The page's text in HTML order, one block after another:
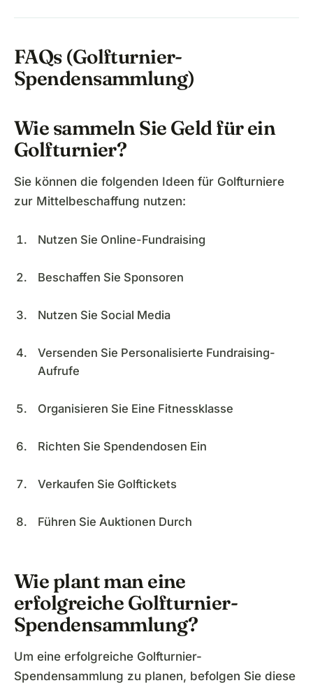
FAQs (Golfturnier-
Spendensammlung)
Wie sammeln Sie Geld für ein
Golfturnier?
Sie können die folgenden Ideen für Golfturniere
zur Mittelbeschaffung nutzen:
Nutzen Sie Online-Fundraising
Beschaffen Sie Sponsoren
Nutzen Sie Social Media
Versenden Sie Personalisierte Fundraising-
Aufrufe
Organisieren Sie Eine Fitnessklasse
Richten Sie Spendendosen Ein
Verkaufen Sie Golftickets
Führen Sie Auktionen Durch
Wie plant man eine
erfolgreiche Golfturnier-
Spendensammlung?
Um eine erfolgreiche Golfturnier-
Spendensammlung zu planen, befolgen Sie diese